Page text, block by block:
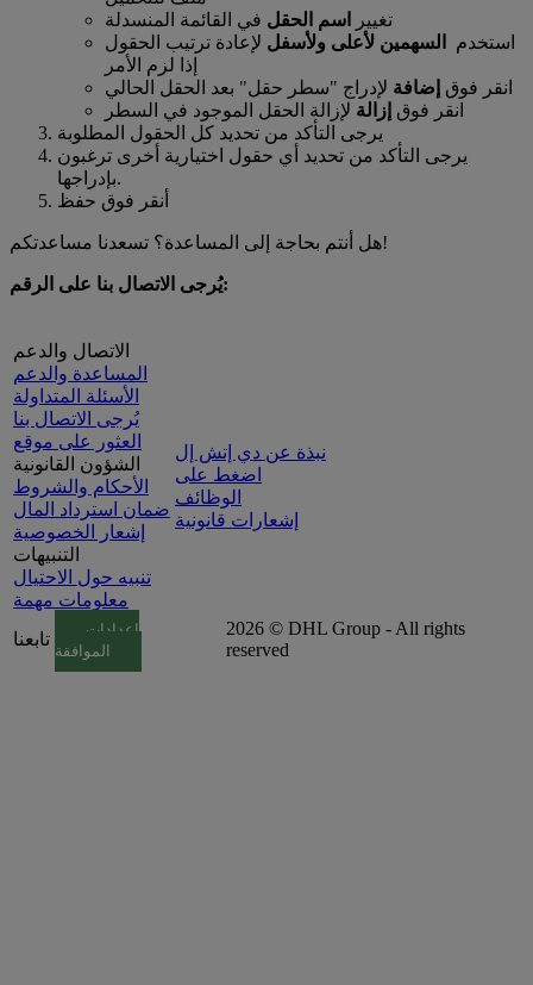
تغيير
اسم الحقل في القائمة المنسدلة
استخدم
السهمين لأعلى ولأسفل لإعادة ترتيب الحقول
إذا لزم الأمر
انقر فوق إضافة لإدراج "سطر حقل" بعد الحقل الحالي
انقر فوق إزالة لإزالة الحقل الموجود في السطر
يرجى التأكد من تحديد كل الحقول المطلوبة
يرجى التأكد من تحديد أي حقول اختيارية أخرى ترغبون
بإدراجها.
أنقر فوق حفظ
هل أنتم بحاجة إلى المساعدة؟ تسعدنا مساعدتكم!
يُرجى الاتصال بنا على الرقم:
المساعدة والدعم
الأسئلة المتداولة
يُرجى الاتصال بنا
العثور على موقع
الشؤون القانونية
الأحكام والشروط
ضمان استرداد المال
إشعار الخصوصية
التنبيهات
تنبيه حول الاحتيال
معلومات مهمة
نبذة عن دي إتش إل
اضغط على
الوظائف
إشعارات قانونية
تابعنا
إعدادات
الموافقة
2026 © DHL Group - All rights
reserved